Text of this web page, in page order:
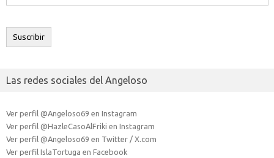
electrónico
Suscribir
Las redes sociales del Angeloso
Ver perfil @Angeloso69 en Instagram
Ver perfil @HazleCasoAlFriki en Instagram
Ver perfil @Angeloso69 en Twitter / X.com
Ver perfil IslaTortuga en Facebook